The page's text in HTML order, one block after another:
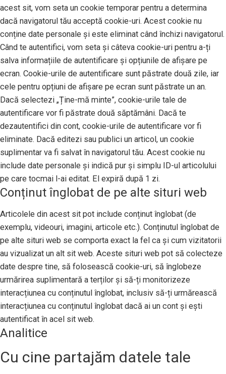
acest sit, vom seta un cookie temporar pentru a determina
dacă navigatorul tău acceptă cookie-uri. Acest cookie nu
conține date personale și este eliminat când închizi navigatorul.
Când te autentifici, vom seta și câteva cookie-uri pentru a-ți
salva informațiile de autentificare și opțiunile de afișare pe
ecran. Cookie-urile de autentificare sunt păstrate două zile, iar
cele pentru opțiuni de afișare pe ecran sunt păstrate un an.
Dacă selectezi „Ține-mă minte”, cookie-urile tale de
autentificare vor fi păstrate două săptămâni. Dacă te
dezautentifici din cont, cookie-urile de autentificare vor fi
eliminate. Dacă editezi sau publici un articol, un cookie
suplimentar va fi salvat în navigatorul tău. Acest cookie nu
include date personale și indică pur și simplu ID-ul articolului
pe care tocmai l-ai editat. El expiră după 1 zi.
Conținut înglobat de pe alte situri web
Articolele din acest sit pot include conținut înglobat (de
exemplu, videouri, imagini, articole etc.). Conținutul înglobat de
pe alte situri web se comporta exact la fel ca și cum vizitatorii
au vizualizat un alt sit web. Aceste situri web pot să colecteze
date despre tine, să folosească cookie-uri, să înglobeze
urmărirea suplimentară a terților și să-ți monitorizeze
interacțiunea cu conținutul înglobat, inclusiv să-ți urmărească
interacțiunea cu conținutul înglobat dacă ai un cont și ești
autentificat în acel sit web.
Analitice
Cu cine partajăm datele tale